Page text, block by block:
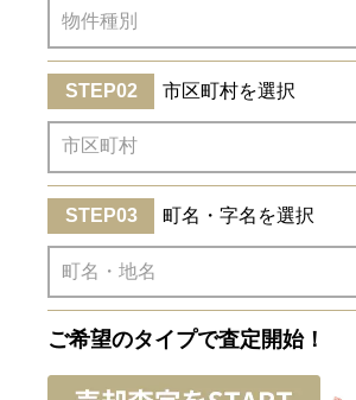
市区町村を選択
町名・字名を選択
ご希望のタイプで査定開始！